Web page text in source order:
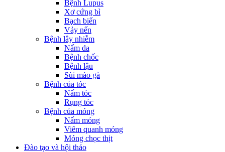
Bệnh Lupus
Xơ cứng bì
Bạch biến
Vảy nến
Bệnh lây nhiễm
Nấm da
Bệnh chốc
Bệnh lậu
Sùi mào gà
Bệnh của tóc
Nấm tóc
Rụng tóc
Bệnh của móng
Nấm móng
Viêm quanh móng
Móng chọc thịt
Đào tạo và hội thảo